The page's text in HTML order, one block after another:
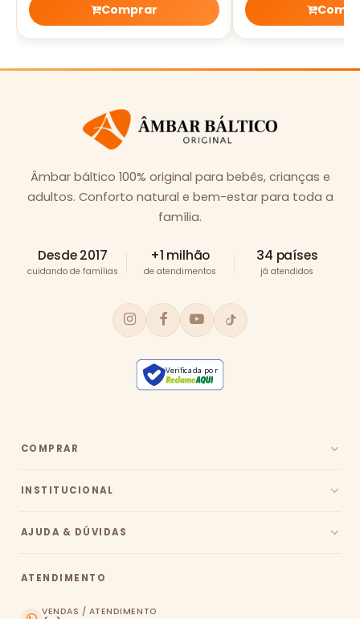
Comprar
Âmbar báltico 100% original para bebês, crianças e
adultos. Conforto natural e bem-estar para toda a
família.
Desde 2017
cuidando de famílias
+1 milhão
de atendimentos
34 países
já atendidos
Verificada por
COMPRAR
INSTITUCIONAL
AJUDA & DÚVIDAS
ATENDIMENTO
VENDAS / ATENDIMENTO